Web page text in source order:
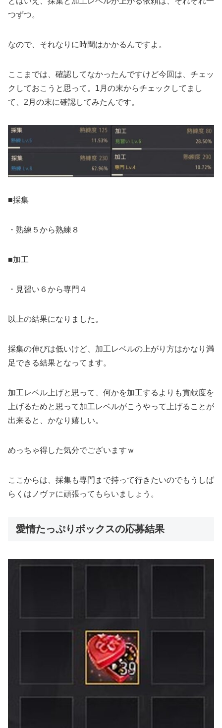
つずつ。
なので、それなりに時間はかかるんですよ。
ここまでは、確認してなかったんですけど今回は、チェッ
クしておこうと思って。1月の末からチェックしてまし
て、2月の末に確認してみたんです。
■採集
・熟練５から熟練８
■加工
・見習い６から専門４
以上の結果になりました。
採集の伸びは低いけど、加工レベルの上がり方はかなり満
足できる結果となってます。
加工レベル上げと思って、何かを加工するよりも貢献度を
上げるためと思って加工レベルがこうやって上げることが
出来ると、かなり嬉しい。
めっちゃ得した気分でございますｗ
ここからは、採集も専門まで持って行きたいのでもうしば
らくはノヴァに頑張ってもらいましょう。
愛情たっぷりボックスの応募結果